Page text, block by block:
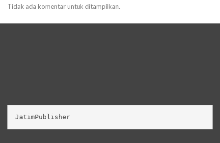
Tidak ada komentar untuk ditampilkan.
JatimPublisher